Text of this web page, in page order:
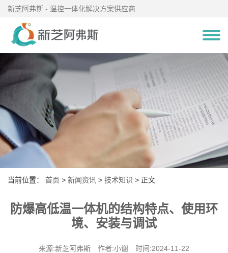
新芝阿弗斯 - 温控一体化解决方案供应商
当前位置： 首页 > 新闻资讯 > 技术知识 > 正文
防爆高低温一体机的结构特点、使用环
境、安装与调试
来源:新芝阿弗斯 作者:小谢 时间:2024-11-22